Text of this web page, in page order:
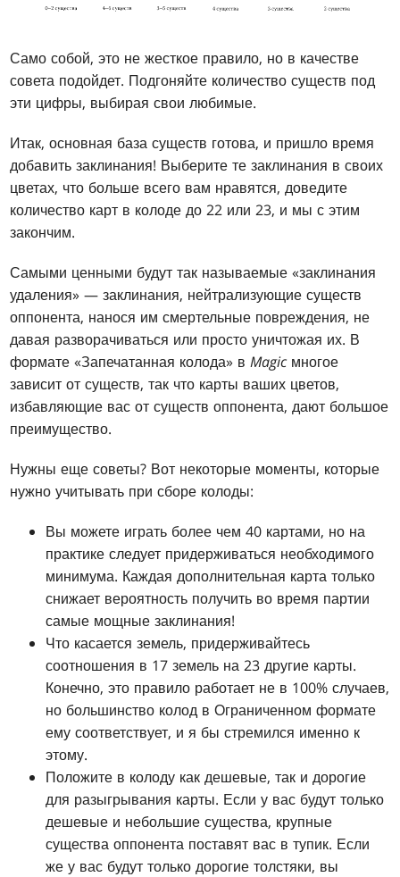
Само собой, это не жесткое правило, но в качестве
совета подойдет. Подгоняйте количество существ под
эти цифры, выбирая свои любимые.
Итак, основная база существ готова, и пришло время
добавить заклинания! Выберите те заклинания в своих
цветах, что больше всего вам нравятся, доведите
количество карт в колоде до 22 или 23, и мы с этим
закончим.
Самыми ценными будут так называемые «заклинания
удаления» — заклинания, нейтрализующие существ
оппонента, нанося им смертельные повреждения, не
давая разворачиваться или просто уничтожая их. В
формате «Запечатанная колода» вMagic многое
зависит от существ, так что карты ваших цветов,
избавляющие вас от существ оппонента, дают большое
преимущество.
Нужны еще советы? Вот некоторые моменты, которые
нужно учитывать при сборе колоды:
Вы можете играть более чем 40 картами, но на
практике следует придерживаться необходимого
минимума. Каждая дополнительная карта только
снижает вероятность получить во время партии
самые мощные заклинания!
Что касается земель, придерживайтесь
соотношения в 17 земель на 23 другие карты.
Конечно, это правило работает не в 100% случаев,
но большинство колод в Ограниченном формате
ему соответствует, и я бы стремился именно к
этому.
Положите в колоду как дешевые, так и дорогие
для разыгрывания карты. Если у вас будут только
дешевые и небольшие существа, крупные
существа оппонента поставят вас в тупик. Если
же у вас будут только дорогие толстяки, вы